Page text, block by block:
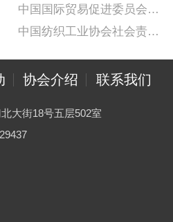
中国国际贸易促进委员会纺织行业分会
中国纺织工业协会社会责任建设推广委员会
协会介绍 联系我们
大街18号五层502室